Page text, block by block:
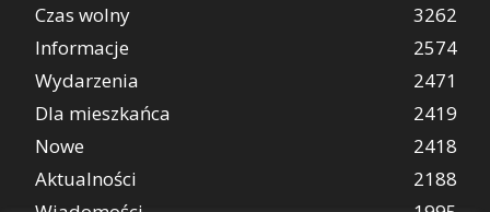
Czas wolny
3262
Informacje
2574
Wydarzenia
2471
Dla mieszkańca
2419
Nowe
2418
Aktualności
2188